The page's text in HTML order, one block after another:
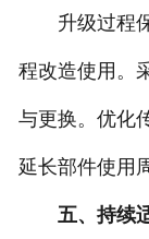
升级过程保
程改造使用。
与更换。优化
延长部件使用
五、持续